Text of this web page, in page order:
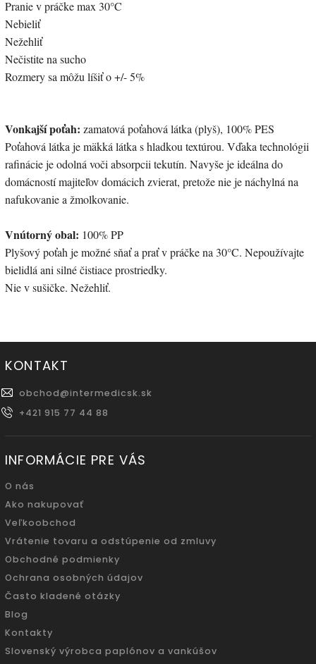
Pranie v práčke max 30°C
Nebieliť
Nežehliť
Nečistite na sucho
Rozmery sa môžu líšiť o +/- 5%
Vonkajší poťah: zamatová poťahová látka (plyš), 100% PES
Poťahová látka je mäkká látka s hladkou textúrou. Vďaka technológii
rafinácie je odolná voči absorpcii tekutín. Navyše je ideálna do
domácností majiteľov domácich zvierat, pretože nie je náchylná na
nafukovanie a žmolkovanie.
Vnútorný obal: 100% PP
Plyšový poťah je možné sňať a prať v práčke na 30°C. Nepoužívajte
bielidlá ani silné čistiace prostriedky.
Nie v sušičke. Nežehliť.
KONTAKT
obchod@intermedicsk.sk
+421 915 77 44 88
INFORMÁCIE PRE VÁS
O nás
Ako nakupovať
Veľkoobchod
Vrátenie tovaru a odstúpenie od zmluvy
Obchodné podmienky
Ochrana osobných údajov
Často kladené otázky
Blog
Kontakty
Slovenský výrobca paplónov a vankúšov